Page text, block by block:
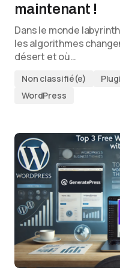
maintenant !
Dans le monde
les algorithmes
désert et où…
Non classifié(e)
WordPress